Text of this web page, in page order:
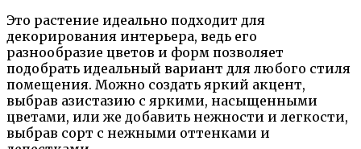
Это растение идеально подходит для
декорирования интерьера, ведь его
разнообразие цветов и форм позволяет
подобрать идеальный вариант для любого стиля
помещения. Можно создать яркий акцент,
выбрав азистазию с яркими, насыщенными
цветами, или же добавить нежности и легкости,
выбрав сорт с нежными оттенками и